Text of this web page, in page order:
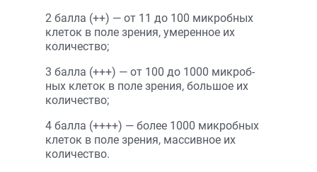
2 балла (++) — от 11 до 100 микробных
клеток в поле зрения, умеренное их
количество;
3 балла (+++) — от 100 до 1000 микроб­
ных клеток в поле зрения, большое их
количество;
4 балла (++++) — более 1000 микроб­ных
клеток в поле зрения, массивное их
количество.